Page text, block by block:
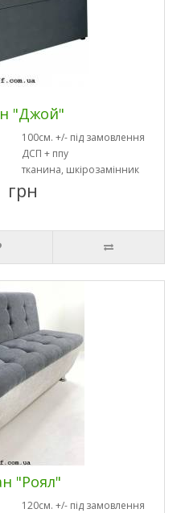
"Джой"
100см. +/- під замовлення
ДСП + ппу
тканина, шкірозамінник
грн
"Роял"
120см. +/- під замовлення